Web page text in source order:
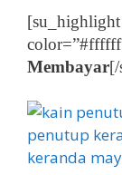
Membayar